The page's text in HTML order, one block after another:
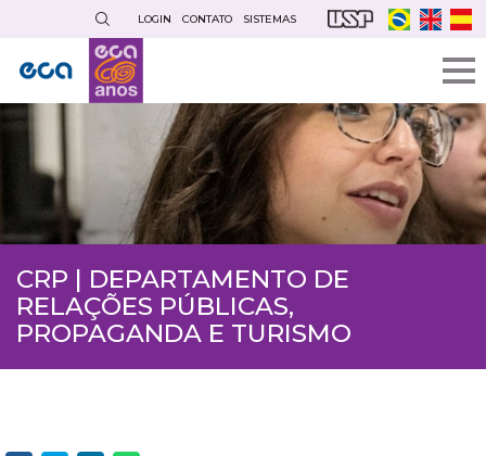
conteúdo
principal
LOGIN CONTATO SISTEMAS
CRP | DEPARTAMENTO DE
RELAÇÕES PÚBLICAS,
PROPAGANDA E TURISMO